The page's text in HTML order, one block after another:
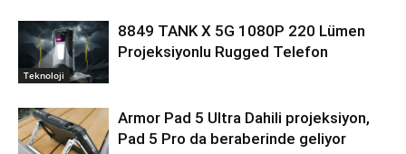
Teknoloji
8849 TANK X 5G 1080P 220 Lümen
Projeksiyonlu Rugged Telefon
Armor Pad 5 Ultra Dahili projeksiyon,
Pad 5 Pro da beraberinde geliyor